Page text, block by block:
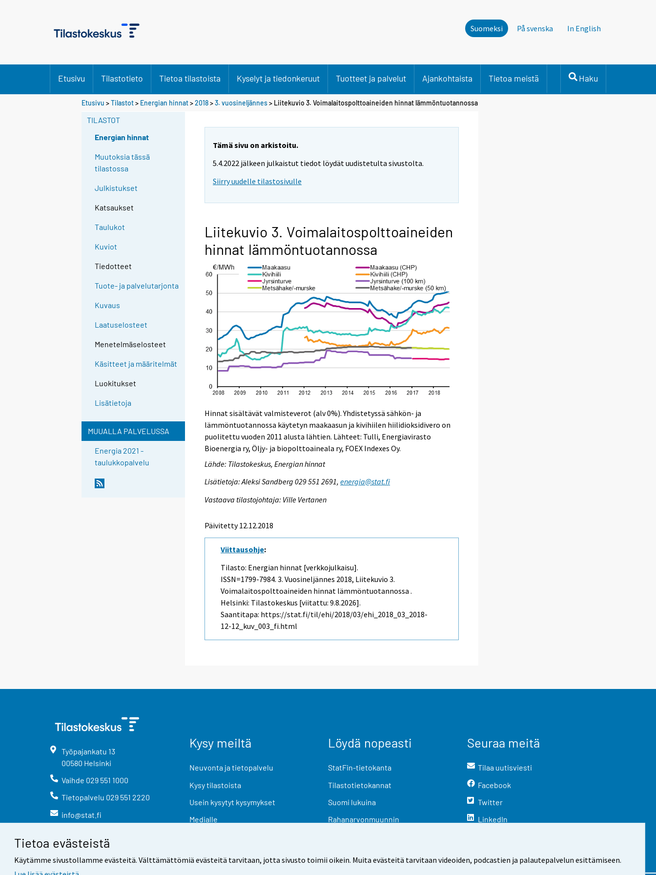
Tietoa evästeistä
Käytämme sivustollamme evästeitä. Välttämättömiä evästeitä tarvitaan, jotta sivusto toimii oikein. Muita evästeitä tarvitaan videoiden, podcastien ja palautepalvelun esittämiseen.
Suomeksi På svenska In English
Etusivu Tilastotieto Tietoa tilastoista Kyselyt ja tiedonkeruut Tuotteet ja palvelut Ajankohtaista Tietoa meistä Haku
Etusivu >Tilastot> Energian hinnat>2018>3. vuosineljännes> Liitekuvio 3. Voimalaitospolttoaineiden hinnat lämmöntuotannossa
TILASTOT
Energian hinnat
Muutoksia tässä
tilastossa
Julkistukset
Katsaukset
Taulukot
Kuviot
Tiedotteet
Tuote- ja palvelutarjonta
Kuvaus
Laatuselosteet
Menetelmäselosteet
Käsitteet ja määritelmät
Luokitukset
Lisätietoja
MUUALLA PALVELUSSA
Energia 2021 -
taulukkopalvelu
Tämä sivu on arkistoitu.
5.4.2022 jälkeen julkaistut tiedot löydät uudistetulta sivustolta.
Siirry uudelle tilastosivulle
Liitekuvio 3. Voimalaitospolttoaineiden
hinnat lämmöntuotannossa
Hinnat sisältävät valmisteverot (alv 0%). Yhdistetyssä sähkön- ja
lämmöntuotannossa käytetyn maakaasun ja kivihiilen hiilidioksidivero on
puolitettu vuoden 2011 alusta lähtien. Lähteet: Tulli, Energiavirasto
Bioenergia ry, Öljy- ja biopolttoaineala ry, FOEX Indexes Oy.
Lähde: Tilastokeskus, Energian hinnat
Lisätietoja: Aleksi Sandberg 029 551 2691,energia@stat.fi
Vastaava tilastojohtaja: Ville Vertanen
Päivitetty 12.12.2018
Viittausohje:
Tilasto: Energian hinnat [verkkojulkaisu].
ISSN=1799-7984.3. Vuosineljännes 2018, Liitekuvio 3.
Voimalaitospolttoaineiden hinnat lämmöntuotannossa .
Helsinki: Tilastokeskus [viitattu: 9.8.2026].
Saantitapa: https://stat.fi/til/ehi/2018/03/ehi_2018_03_2018-
12-12_kuv_003_fi.html
Työpajankatu 13
00580 Helsinki
Vaihde 029 551 1000
Tietopalvelu 029 551 2220
info@stat.fi
Kysy meiltä
Neuvonta ja tietopalvelu
Kysy tilastoista
Usein kysytyt kysymykset
Medialle
Löydä nopeasti
StatFin-tietokanta
Tilastotietokannat
Suomi lukuina
Rahanarvonmuunnin
Seuraa meitä
Tilaa uutisviesti
Facebook
Twitter
LinkedIn